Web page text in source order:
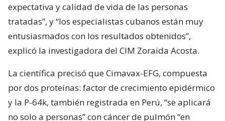
expectativa y calidad de vida de las personas
tratadas”, y “los especialistas cubanos están muy
entusiasmados con los resultados obtenidos”,
explicó la investigadora del CIM Zoraida Acosta.
La científica precisó que Cimavax-EFG, compuesta
por dos proteínas: factor de crecimiento epidérmico
y la P-64k, también registrada en Perú, “se aplicará
no solo a personas” con cáncer de pulmón “en